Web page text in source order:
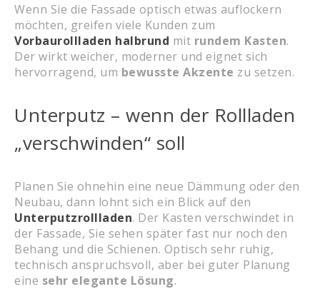
Wenn Sie die Fassade optisch etwas auflockern
möchten, greifen viele Kunden zum
Vorbaurollladen halbrund mit rundem Kasten.
Der wirkt weicher, moderner und eignet sich
hervorragend, um bewusste Akzente zu setzen.
Unterputz – wenn der Rollladen
„verschwinden“ soll
Planen Sie ohnehin eine neue Dämmung oder den
Neubau, dann lohnt sich ein Blick auf den
Unterputzrollladen. Der Kasten verschwindet in
der Fassade, Sie sehen später fast nur noch den
Behang und die Schienen. Optisch sehr ruhig,
technisch anspruchsvoll, aber bei guter Planung
eine sehr elegante Lösung.